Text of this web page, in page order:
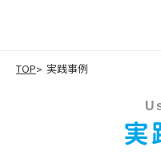
TOP 実践事例
実